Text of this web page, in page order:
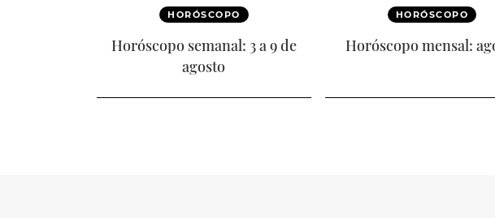
HORÓSCOPO
Horóscopo semanal: 3 a 9 de
agosto
HORÓSCOPO
Horóscopo mensal: